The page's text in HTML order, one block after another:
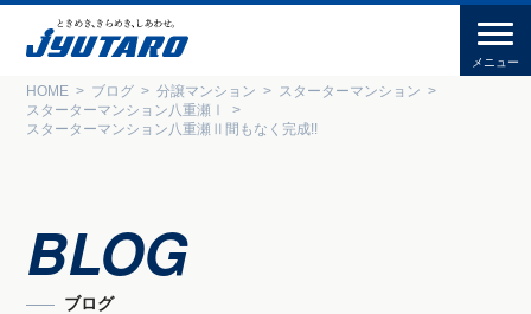
HOME ブログ 分譲マンション
スターターマンション
スターターマンション八重瀬Ⅰ
スターターマンション八重瀬Ⅱ間もなく完成!!
BLOG
ブログ